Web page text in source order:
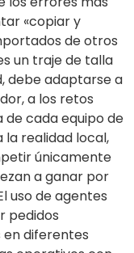
«copiar y
de otros
un traje de talla
debe adaptarse a
a los retos
de cada equipo de
la realidad local,
únicamente
a ganar por
uso de agentes
pedidos
diferentes